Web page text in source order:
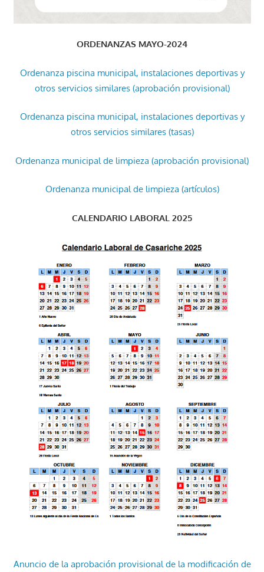
ORDENANZAS MAYO-2024
Ordenanza piscina municipal, instalaciones deportivas y
otros servicios similares (aprobación provisional)
Ordenanza piscina municipal, instalaciones deportivas y
otros servicios similares (tasas)
Ordenanza municipal de limpieza (aprobación provisional)
Ordenanza municipal de limpieza (artículos)
CALENDARIO LABORAL 2025
Anuncio de la aprobación provisional de la modificación de